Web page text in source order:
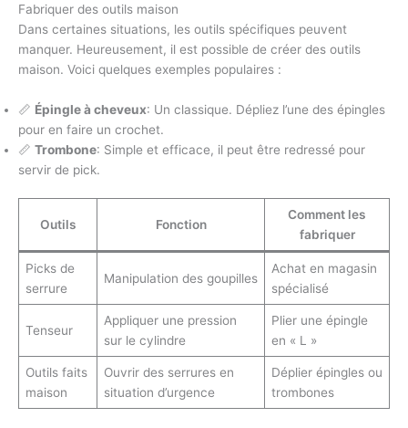
Fabriquer des outils maison
Dans certaines situations, les outils spécifiques peuvent
manquer. Heureusement, il est possible de créer des outils
maison. Voici quelques exemples populaires :
📏 Épingle à cheveux: Un classique. Dépliez l’une des épingles
pour en faire un crochet.
📏 Trombone: Simple et efficace, il peut être redressé pour
servir de pick.
Outils Fonction
Comment les
fabriquer
Picks de
serrure
Manipulation des goupilles
Achat en magasin
spécialisé
Tenseur
Appliquer une pression
sur le cylindre
Plier une épingle
en « L »
Outils faits
maison
Ouvrir des serrures en
situation d’urgence
Déplier épingles ou
trombones